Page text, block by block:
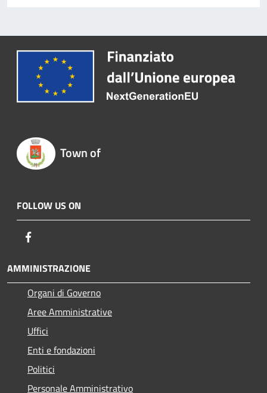
Town of
FOLLOW US ON
AMMINISTRAZIONE
Organi di Governo
Aree Amministrative
Uffici
Enti e fondazioni
Politici
Personale Amministrativo